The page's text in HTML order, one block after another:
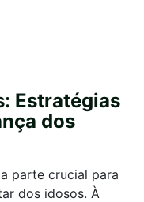
Estratégias
dos
parte crucial para
dos idosos. À